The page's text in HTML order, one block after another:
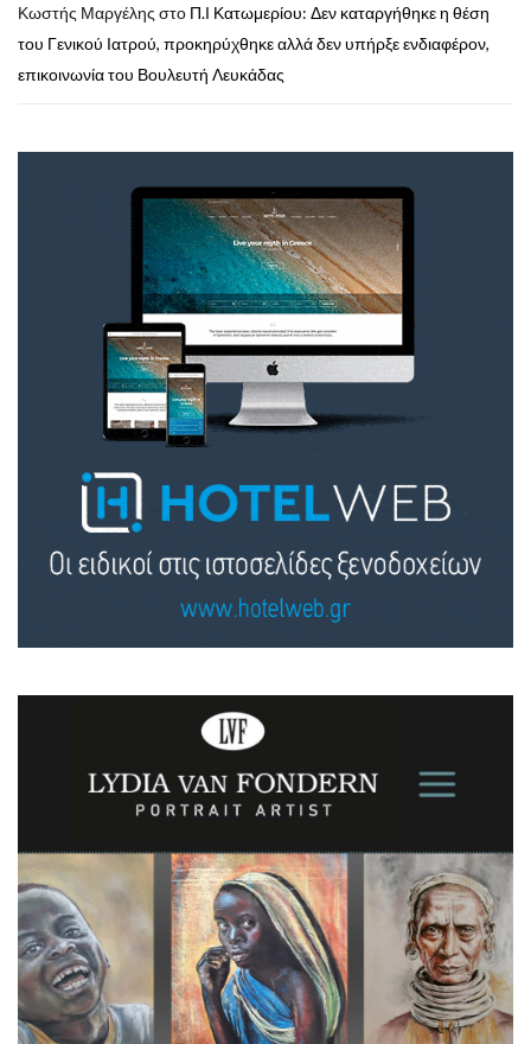
Κωστής Μαργέλης στο Π.Ι Κατωμερίου: Δεν καταργήθηκε η θέση
του Γενικού Ιατρού, προκηρύχθηκε αλλά δεν υπήρξε ενδιαφέρον,
επικοινωνία του Βουλευτή Λευκάδας